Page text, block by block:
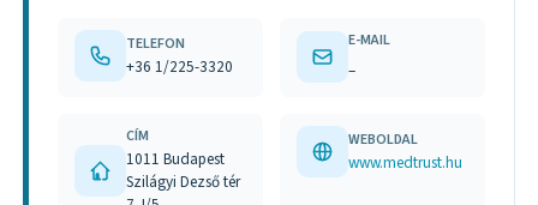
TELEFON
+36 1/225-3320
E-MAIL
–
CÍM
1011 Budapest
Szilágyi Dezső tér
WEBOLDAL
www.medtrust.hu